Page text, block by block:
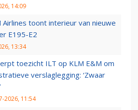
14:09
Airlines toont interieur van nieuwe
E195-E2
13:34
toezicht ILT op KLM E&M om
verslaglegging: ‘Zwaar
2026, 11:54